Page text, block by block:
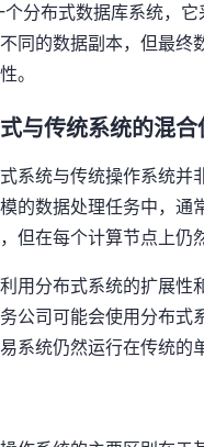
分布式数据库系统，
同的数据副本，但最
。
与传统系统的混合
系统与传统操作系统
的数据处理任务中，
但在每个计算节点上仍
用分布式系统的扩展
公司可能会使用分布
系统仍然运行在传统的